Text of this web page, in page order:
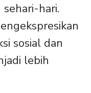
hari.
sosial dan
lebih